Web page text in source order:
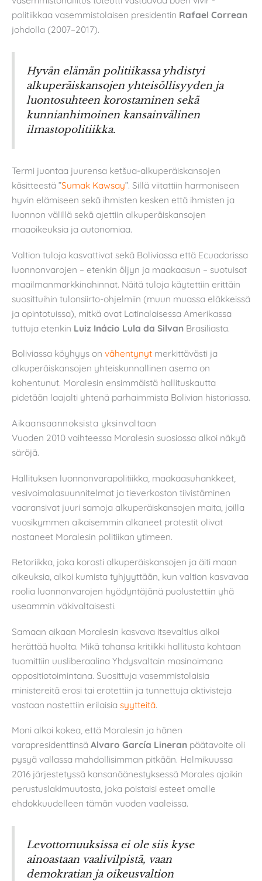
politiikkaa vasemmistolaisen presidentin Rafael Correan
johdolla (2007–2017).
Hyvän elämän politiikassa yhdistyi
alkuperäiskansojen yhteisöllisyyden ja
luontosuhteen korostaminen sekä
kunnianhimoinen kansainvälinen
ilmastopolitiikka.
Termi juontaa juurensa ketšua-alkuperäiskansojen
käsitteestä ”Sumak Kawsay”. Sillä viitattiin harmoniseen
hyvin elämiseen sekä ihmisten kesken että ihmisten ja
luonnon välillä sekä ajettiin alkuperäiskansojen
maaoikeuksia ja autonomiaa.
Valtion tuloja kasvattivat sekä Boliviassa että Ecuadorissa
luonnonvarojen – etenkin öljyn ja maakaasun – suotuisat
maailmanmarkkinahinnat. Näitä tuloja käytettiin erittäin
suosittuihin tulonsiirto-ohjelmiin (muun muassa eläkkeissä
ja opintotuissa), mitkä ovat Latinalaisessa Amerikassa
tuttuja etenkin Luiz Inácio Lula da Silvan Brasiliasta.
Boliviassa köyhyys on vähentynyt merkittävästi ja
alkuperäiskansojen yhteiskunnallinen asema on
kohentunut. Moralesin ensimmäistä hallituskautta
pidetään laajalti yhtenä parhaimmista Bolivian historiassa.
Aikaansaannoksista yksinvaltaan
Vuoden 2010 vaihteessa Moralesin suosiossa alkoi näkyä
säröjä.
Hallituksen luonnonvarapolitiikka, maakaasuhankkeet,
vesivoimalasuunnitelmat ja tieverkoston tiivistäminen
vaaransivat juuri samoja alkuperäiskansojen maita, joilla
vuosikymmen aikaisemmin alkaneet protestit olivat
nostaneet Moralesin politiikan ytimeen.
Retoriikka, joka korosti alkuperäiskansojen ja äiti maan
oikeuksia, alkoi kumista tyhjyyttään, kun valtion kasvavaa
roolia luonnonvarojen hyödyntäjänä puolustettiin yhä
useammin väkivaltaisesti.
Samaan aikaan Moralesin kasvava itsevaltius alkoi
herättää huolta. Mikä tahansa kritiikki hallitusta kohtaan
tuomittiin uusliberaalina Yhdysvaltain masinoimana
oppositiotoimintana. Suosittuja vasemmistolaisia
ministereitä erosi tai erotettiin ja tunnettuja aktivisteja
vastaan nostettiin erilaisia syytteitä.
Moni alkoi kokea, että Moralesin ja hänen
varapresidenttinsä Alvaro García Lineran päätavoite oli
pysyä vallassa mahdollisimman pitkään. Helmikuussa
2016 järjestetyssä kansanäänestyksessä Morales ajoikin
perustuslakimuutosta, joka poistaisi esteet omalle
ehdokkuudelleen tämän vuoden vaaleissa.
Levottomuuksissa ei ole siis kyse
ainoastaan vaalivilpistä, vaan
demokratian ja oikeusvaltion